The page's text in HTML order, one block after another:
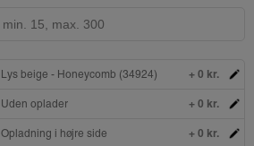
Lys beige - Honeycomb (34924) + 0 kr.
Uden oplader + 0 kr.
Opladning i højre side + 0 kr.